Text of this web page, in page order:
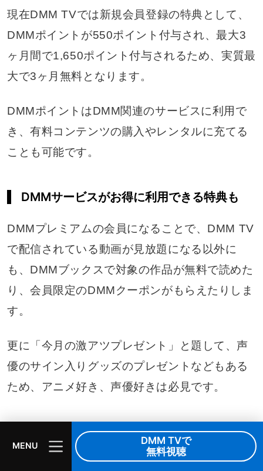
MENU
DMM TVで
無料視聴
現在DMM TVでは新規会員登録の特典として、
DMMポイントが550ポイント付与され、最大3
ヶ月間で1,650ポイント付与されるため、実質最
大で3ヶ月無料となります。
DMMポイントはDMM関連のサービスに利用で
き、有料コンテンツの購入やレンタルに充てる
ことも可能です。
DMMサービスがお得に利用できる特典も
DMMプレミアムの会員になることで、DMM TV
で配信されている動画が見放題になる以外に
も、DMMブックスで対象の作品が無料で読めた
り、会員限定のDMMクーポンがもらえたりしま
す。
更に「今月の激アツプレゼント」と題して、声
優のサイン入りグッズのプレゼントなどもある
ため、アニメ好き、声優好きは必見です。
DMM TVオリジナルコンテンツが楽しめる
DMM TVオリジナルコンテンツを楽しむことが